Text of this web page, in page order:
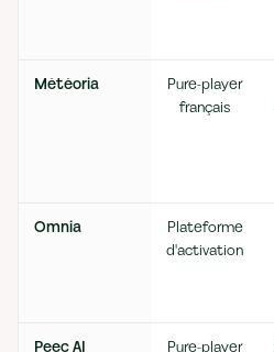
Météoria
Pure-player
français
Omnia
Plateforme
d'activation
Peec AI
Pure-player